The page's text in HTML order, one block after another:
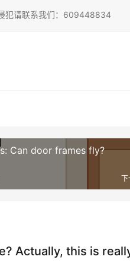
犯请联系我们：609448834
Can door frames fly?
下
Actually, this is